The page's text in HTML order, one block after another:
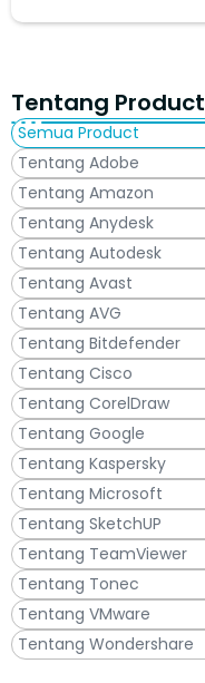
Tentang Product
Tentang Adobe
Tentang Amazon
Tentang Anydesk
Tentang Autodesk
Tentang Avast
Tentang AVG
Tentang Bitdefender
Tentang Cisco
Tentang CorelDraw
Tentang Google
Tentang Kaspersky
Tentang Microsoft
Tentang SketchUP
Tentang TeamViewer
Tentang Tonec
Tentang VMware
Tentang Wondershare
Semua Product